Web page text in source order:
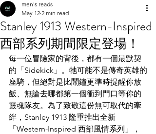
Stanley 1913 Western-Inspired
西部系列期間限定登場！
men's reads
May 12 2 min read
每一位冒險家的背後，都有一個最默契
的「Sidekick」。牠可能不是傳奇英雄的
座騎，但絕對是比鬧鐘更準時提醒你放
飯、無論去哪都第一個衝到門口等你的
靈魂隊友。為了致敬這份無可取代的牽
絆，Stanley 1913 隆重推出全新
「Western-Inspired 西部風情系列」，